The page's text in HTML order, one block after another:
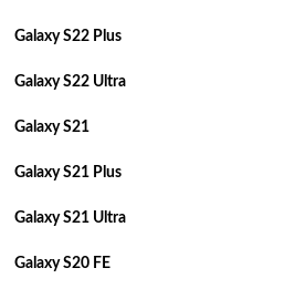
Galaxy S22 Plus
Galaxy S22 Ultra
Galaxy S21
Galaxy S21 Plus
Galaxy S21 Ultra
Galaxy S20 FE